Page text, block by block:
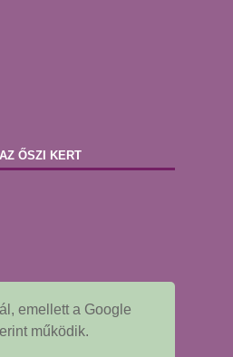
emellett a Google
működik.
ŐSZI KERT